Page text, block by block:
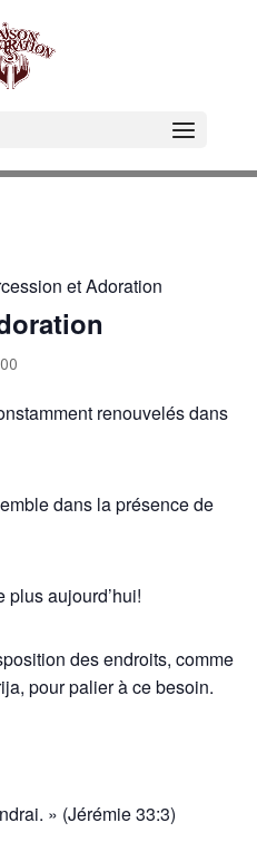
et Adoration
renouvelés dans
dans la présence de
plus aujourd’hui!
des endroits, comme
pour palier à ce besoin.
» (Jérémie 33:3)